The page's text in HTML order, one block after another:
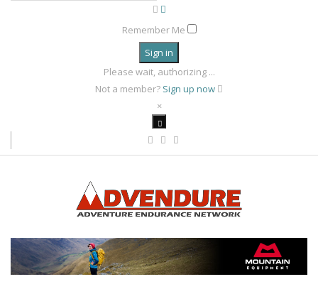
Remember Me
Sign in
Please wait, authorizing ...
Not a member? Sign up now
×